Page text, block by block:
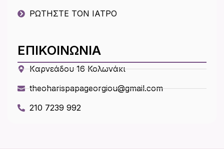
ΡΩΤΗΣΤΕ ΤΟΝ ΙΑΤΡΟ
ΕΠΙΚΟΙΝΩΝΙΑ
Kαρνεάδου 16 Κολωνάκι
theoharispapageorgiou@gmail.com
210 7239 992